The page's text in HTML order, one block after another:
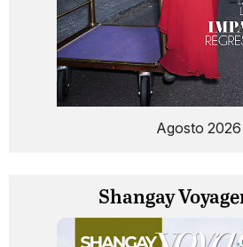
Agosto 2026
Shangay